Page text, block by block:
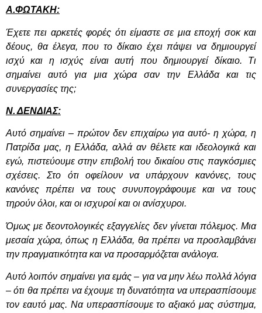
Α.ΦΩΤΑΚΗ:
Έχετε πει αρκετές φορές ότι είμαστε σε μια εποχή σοκ και
δέους, θα έλεγα, που το δίκαιο έχει πάψει να δημιουργεί
ισχύ και η ισχύς είναι αυτή που δημιουργεί δίκαιο. Τι
σημαίνει αυτό για μια χώρα σαν την Ελλάδα και τις
συνεργασίες της;
Ν. ΔΕΝΔΙΑΣ:
Αυτό σημαίνει – πρώτον δεν επιχαίρω για αυτό- η χώρα, η
Πατρίδα μας, η Ελλάδα, αλλά αν θέλετε και ιδεολογικά και
εγώ, πιστεύουμε στην επιβολή του δικαίου στις παγκόσμιες
σχέσεις. Στο ότι οφείλουν να υπάρχουν κανόνες, τους
κανόνες πρέπει να τους συνυπογράφουμε και να τους
τηρούν όλοι, και οι ισχυροί και οι ανίσχυροι.
Όμως με δεοντολογικές εξαγγελίες δεν γίνεται πόλεμος. Μια
μεσαία χώρα, όπως η Ελλάδα, θα πρέπει να προσλαμβάνει
την πραγματικότητα και να προσαρμόζεται ανάλογα.
Αυτό λοιπόν σημαίνει για εμάς – για να μην λέω πολλά λόγια
– ότι θα πρέπει να έχουμε τη δυνατότητα να υπερασπίσουμε
τον εαυτό μας. Να υπερασπίσουμε το αξιακό μας σύστημα,